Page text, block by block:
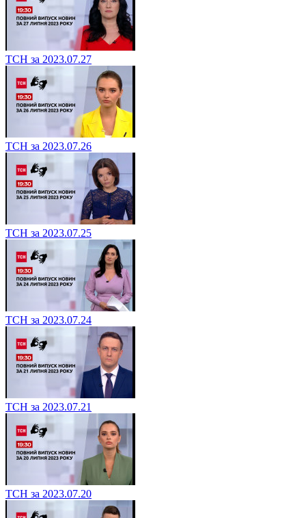
ТСН за 2023.07.27
ТСН за 2023.07.26
ТСН за 2023.07.25
ТСН за 2023.07.24
ТСН за 2023.07.21
ТСН за 2023.07.20